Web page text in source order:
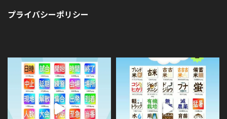
プライバシーポリシー